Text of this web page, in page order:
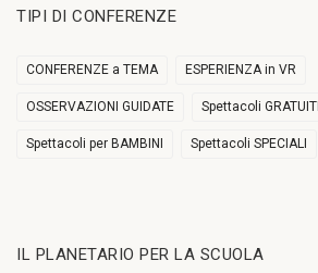
TIPI DI CONFERENZE
CONFERENZE a TEMA ESPERIENZA in VR
OSSERVAZIONI GUIDATE Spettacoli GRATUITI
Spettacoli per BAMBINI Spettacoli SPECIALI
IL PLANETARIO PER LA SCUOLA